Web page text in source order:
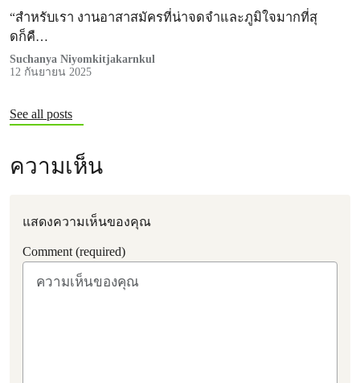
“สำหรับเรา งานอาสาสมัครที่น่าจดจำและภูมิใจมากที่สุ
ดก็คื…
Suchanya Niyomkitjakarnkul
12 กันยายน 2025
See all posts
ความเห็น
แสดงความเห็นของคุณ
Comment (required)